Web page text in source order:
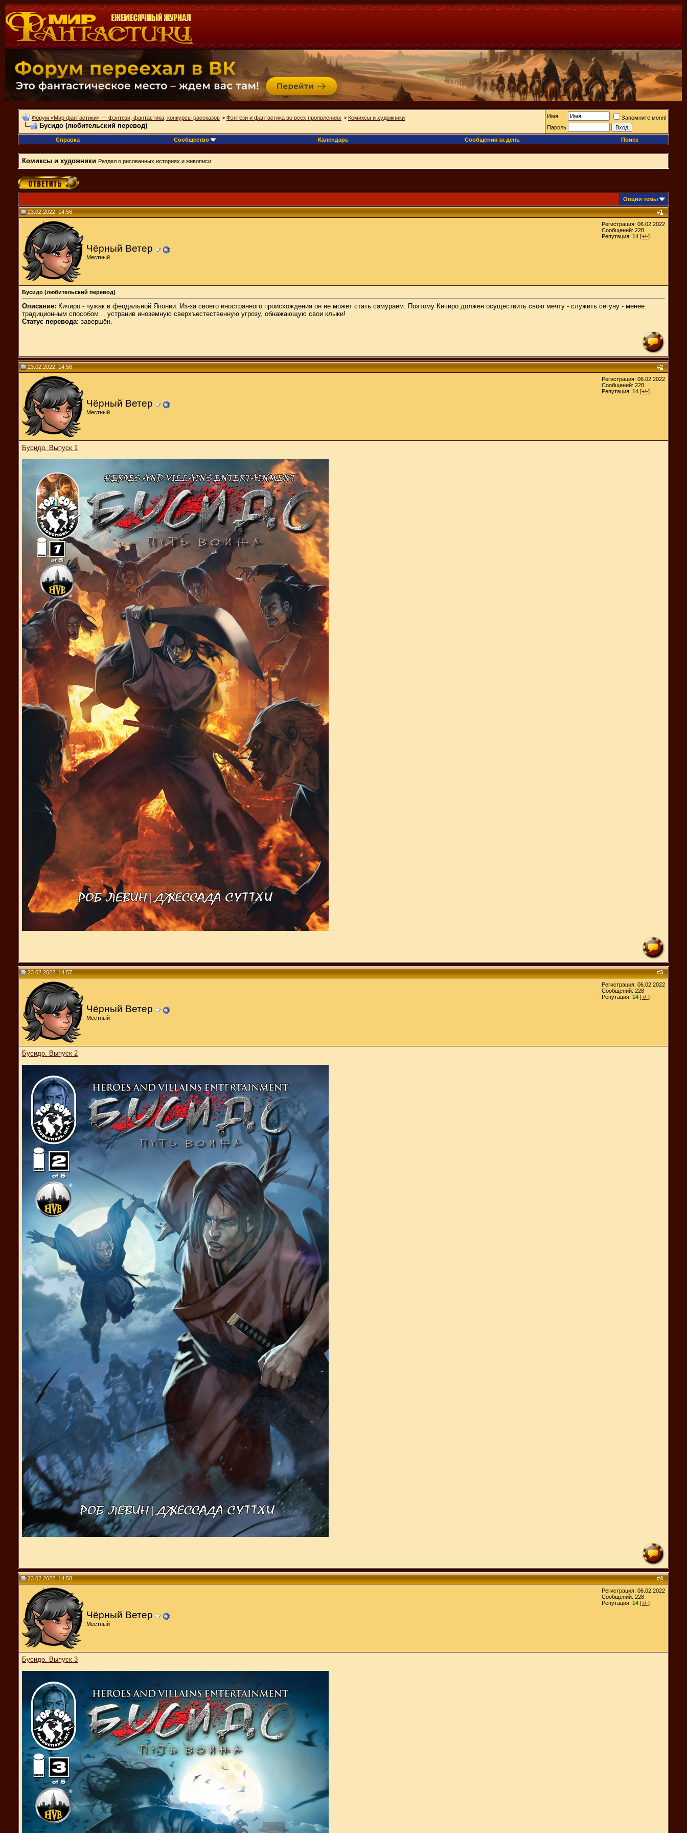
Форум «Мир фантастики» — фэнтези, фантастика, конкурсы рассказов > Фэнтези и фантастика во всех проявлениях > Комиксы и художники
Бусидо (любительский перевод)
Имя
Запомните меня!
Пароль
Справка
Сообщество Календарь Сообщения за день Поиск
Комиксы и художники Раздел о рисованных историях и живописи.
Опции темы
#1
23.02.2022, 14:56
Чёрный Ветер
Местный
Регистрация: 06.02.2022
Сообщений: 228
Репутация: 14 [+/-]
Бусидо (любительский перевод)
Описание: Кичиро - чужак в феодальной Японии. Из-за своего иностранного происхождения он не может стать самураем. Поэтому Кичиро должен осуществить свою мечту - служить сёгуну - менее
традиционным способом… устранив иноземную сверхъестественную угрозу, обнажающую свои клыки!
Статус перевода: завершён.
#2
23.02.2022, 14:56
Чёрный Ветер
Местный
Регистрация: 06.02.2022
Сообщений: 228
Репутация: 14 [+/-]
Бусидо. Выпуск 1
#3
23.02.2022, 14:57
Чёрный Ветер
Местный
Регистрация: 06.02.2022
Сообщений: 228
Репутация: 14 [+/-]
Бусидо. Выпуск 2
#4
23.02.2022, 14:58
Чёрный Ветер
Местный
Регистрация: 06.02.2022
Сообщений: 228
Репутация: 14 [+/-]
Бусидо. Выпуск 3